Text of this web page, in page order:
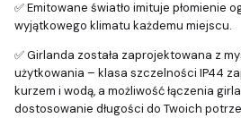
✅ Emitowane światło imituje płomienie
wyjątkowego klimatu każdemu miejscu.
✅ Girlanda została zaprojektowana z
użytkowania – klasa szczelności IP44
kurzem i wodą, a możliwość łączenia
dostosowanie długości do Twoich